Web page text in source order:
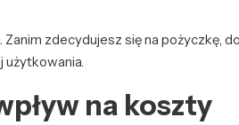
zdecydujesz się na pożyczkę,
użytkowania.
na koszty